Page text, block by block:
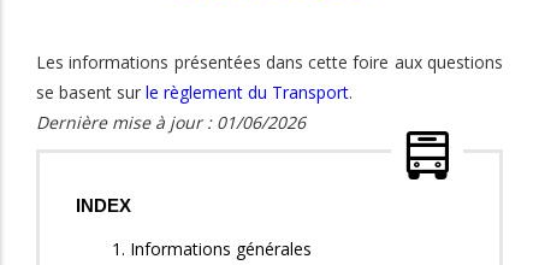
Les informations présentées dans cette foire aux questions
se basent sur le règlement du Transport.
Dernière mise à jour : 01/06/2026
INDEX
1. Informations générales